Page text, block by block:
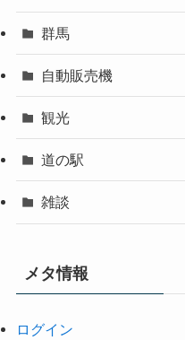
群馬
自動販売機
観光
道の駅
雑談
メタ情報
ログイン